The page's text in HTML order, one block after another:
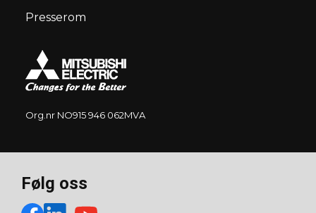
Org.nr NO915 946 062MVA
Presserom
Følg oss